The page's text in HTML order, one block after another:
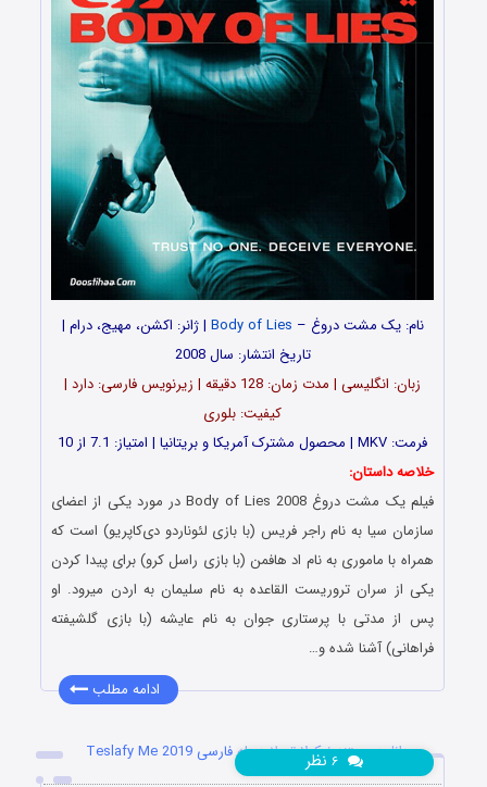
نام: یک مشت دروغ – Body of Lies | ژانر: اکشن، مهیج، درام |
تاریخ انتشار: سال 2008
زبان: انگلیسی | مدت زمان: 128 دقیقه | زیرنویس فارسی: دارد |
کیفیت: بلوری
فرمت: MKV | محصول مشترک آمریکا و بریتانیا | امتیاز: 7.1 از 10
خلاصه داستان:
فیلم یک مشت دروغ Body of Lies 2008 در مورد یکی از اعضای
سازمان سیا به نام راجر فریس (با بازی لئوناردو دی‌کاپریو) است که
همراه با ماموری به نام اد هافمن (با بازی راسل کرو) برای پیدا کردن
یکی از سران تروریست القاعده به نام سلیمان به اردن میرود. او
پس از مدتی با پرستاری جوان به نام عایشه (با بازی گلشیفته
فراهانی) آشنا شده و…
ادامه مطلب
دانلود مستند نیکولا تسلا دوبله فارسی Teslafy Me 2019
۶ نظر